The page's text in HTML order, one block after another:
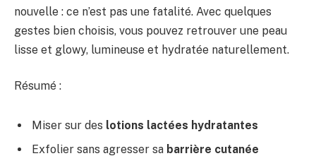
nouvelle : ce n’est pas une fatalité. Avec quelques
gestes bien choisis, vous pouvez retrouver une peau
lisse et glowy, lumineuse et hydratée naturellement.
Résumé :
Miser sur des lotions lactées hydratantes
Exfolier sans agresser sa barrière cutanée